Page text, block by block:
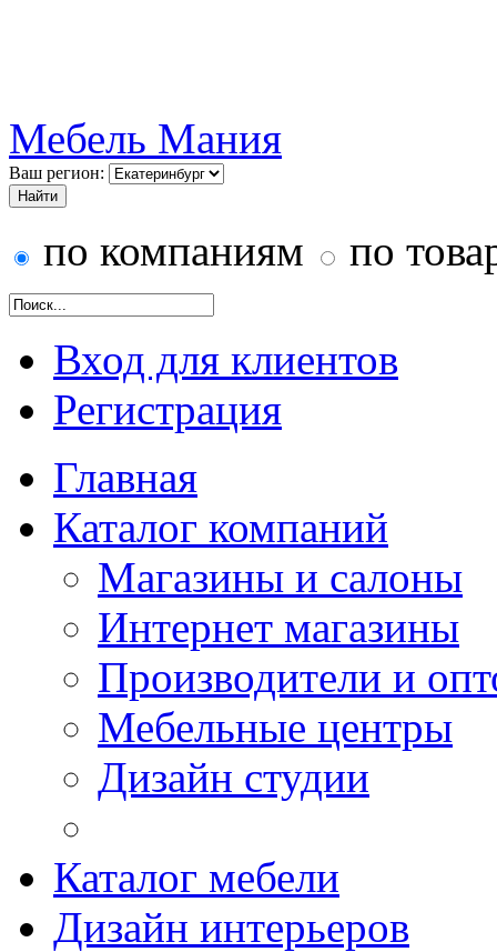
Мебель Мания
Ваш регион:
по компаниям по
Вход для клиентов
Регистрация
Главная
Каталог компаний
Магазины и салоны
Интернет магазины
Производители и
Мебельные центры
Дизайн студии
Каталог мебели
Дизайн интерьеров